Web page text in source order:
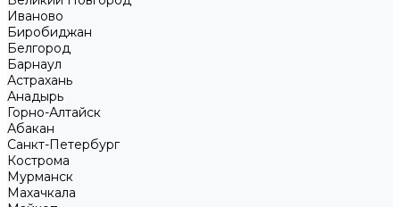
Иваново
Биробиджан
Белгород
Барнаул
Астрахань
Анадырь
Горно-Алтайск
Абакан
Санкт-Петербург
Кострома
Мурманск
Махачкала